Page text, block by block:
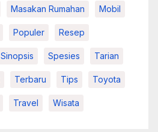
Masakan Rumahan Mobil
Populer Resep
Sinopsis Spesies Tarian
Terbaru Tips Toyota
Travel Wisata